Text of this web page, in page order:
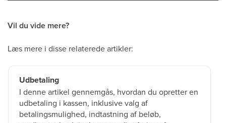
Vil du vide mere?
Læs mere i disse relaterede artikler:
Udbetaling
I denne artikel gennemgås, hvordan du opretter en
udbetaling i kassen, inklusive valg af
betalingsmulighed, indtastning af beløb,